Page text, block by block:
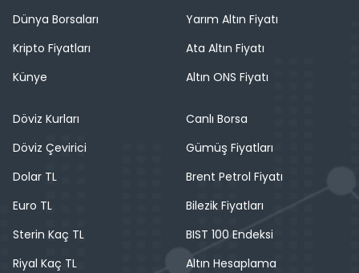
Dünya Borsaları
Kripto Fiyatları
Künye
Yarım Altın Fiyatı
Ata Altın Fiyatı
Altın ONS Fiyatı
Döviz Kurları
Döviz Çevirici
Dolar TL
Euro TL
Sterin Kaç TL
Riyal Kaç TL
Canlı Borsa
Gümüş Fiyatları
Brent Petrol Fiyatı
Bilezik Fiyatları
BIST 100 Endeksi
Altın Hesaplama